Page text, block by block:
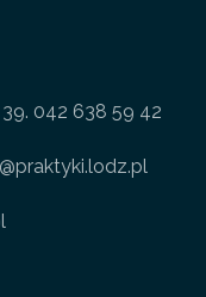
042 638 59 42